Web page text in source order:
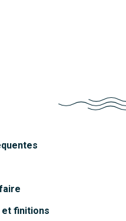
finitions